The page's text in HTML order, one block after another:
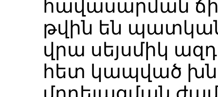
հավասարման
թվին են
վրա սեյսմիկ
հետ կապված